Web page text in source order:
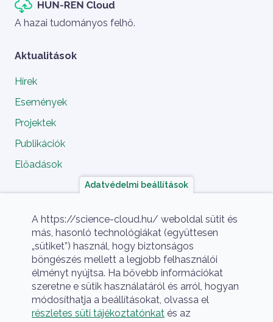
Szlogen
A hazai tudományos felhő.
Aktualitások
Hírek
Események
Projektek
Publikációk
Előadások
Adatvédelmi beállítások
A https://science-cloud.hu/ weboldal sütit és
más, hasonló technológiákat (együttesen
„sütiket”) használ, hogy biztonságos
böngészés mellett a legjobb felhasználói
élményt nyújtsa. Ha bővebb információkat
szeretne e sütik használatáról és arról, hogyan
módosíthatja a beállításokat, olvassa el
részletes süti tájékoztatónkat és az